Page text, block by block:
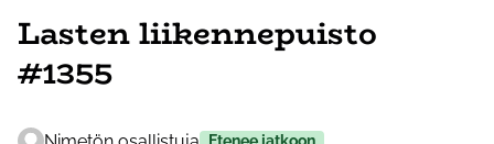
Lasten liikennepuisto
#1355